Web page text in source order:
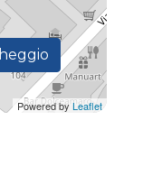
Powered byLeaflet